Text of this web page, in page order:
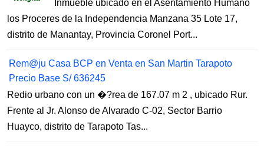
Inmueble ubicado en el Asentamiento Humano
los Proceres de la Independencia Manzana 35 Lote 17,
distrito de Manantay, Provincia Coronel Port...
Rem@ju Casa BCP en Venta en San Martin Tarapoto
Precio Base S/ 636245
Redio urbano con un �?rea de 167.07 m 2 , ubicado Rur.
Frente al Jr. Alonso de Alvarado C-02, Sector Barrio
Huayco, distrito de Tarapoto Tas...